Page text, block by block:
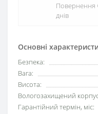
Основні
Безпека:
Вага:
Висота:
Вологозахищений
Гарантійний термін, міс:
Повернення
днів